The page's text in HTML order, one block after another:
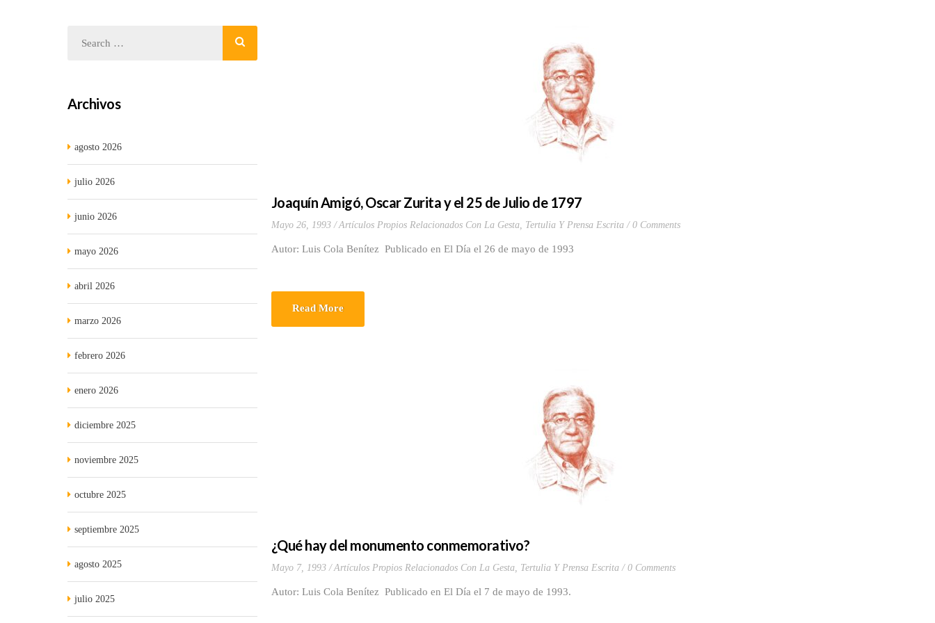
Joaquín Amigó, Oscar Zurita y el 25 de Julio de 1797
Mayo 26, 1993 Artículos Propios Relacionados Con La Gesta, Tertulia Y Prensa Escrita 0 Comments
Autor: Luis Cola Benítez Publicado en El Día el 26 de mayo de 1993
Read More
¿Qué hay del monumento conmemorativo?
Mayo 7, 1993 Artículos Propios Relacionados Con La Gesta, Tertulia Y Prensa Escrita 0 Comments
Autor: Luis Cola Benítez Publicado en El Día el 7 de mayo de 1993.
Archivos
agosto 2026
julio 2026
junio 2026
mayo 2026
abril 2026
marzo 2026
febrero 2026
enero 2026
diciembre 2025
noviembre 2025
octubre 2025
septiembre 2025
agosto 2025
julio 2025